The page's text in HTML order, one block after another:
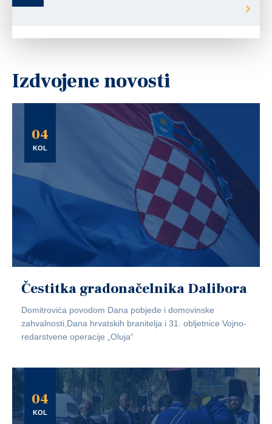
Izdvojene novosti
04
KOL
Čestitka gradonačelnika Dalibora
Domitrovića povodom Dana pobjede i domovinske
zahvalnosti,Dana hrvatskih branitelja i 31. obljetnice Vojno-
redarstvene operacije „Oluja“
04
KOL